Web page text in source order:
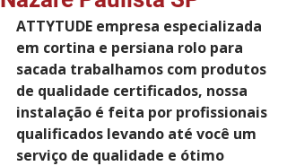
ATTYTUDE empresa especializada
em cortina e persiana rolo para
sacada trabalhamos com produtos
de qualidade certificados, nossa
instalação é feita por profissionais
qualificados levando até você um
serviço de qualidade e ótimo